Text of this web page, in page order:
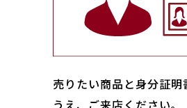
売りたい商品と身分証明
うえ、ご来店ください｡